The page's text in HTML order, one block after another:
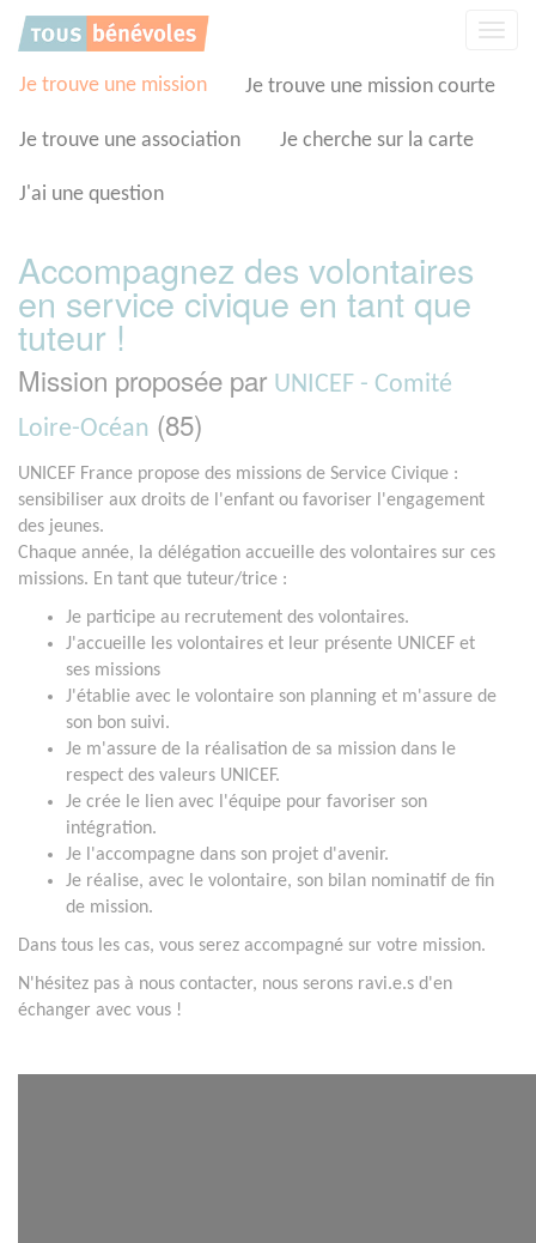
Je trouve une mission Je trouve une mission courte
Je trouve une association Je cherche sur la carte
J'ai une question
Accompagnez des volontaires
en service civique en tant que
tuteur !
Mission proposée par UNICEF - Comité
Loire-Océan (85)
UNICEF France propose des missions de Service Civique :
sensibiliser aux droits de l'enfant ou favoriser l'engagement
des jeunes.
Chaque année, la délégation accueille des volontaires sur ces
missions. En tant que tuteur/trice :
Je participe au recrutement des volontaires.
J'accueille les volontaires et leur présente UNICEF et
ses missions
J'établie avec le volontaire son planning et m'assure de
son bon suivi.
Je m'assure de la réalisation de sa mission dans le
respect des valeurs UNICEF.
Je crée le lien avec l'équipe pour favoriser son
intégration.
Je l'accompagne dans son projet d'avenir.
Je réalise, avec le volontaire, son bilan nominatif de fin
de mission.
Dans tous les cas, vous serez accompagné sur votre mission.
N'hésitez pas à nous contacter, nous serons ravi.e.s d'en
échanger avec vous !
Panneau de gestion des cookies